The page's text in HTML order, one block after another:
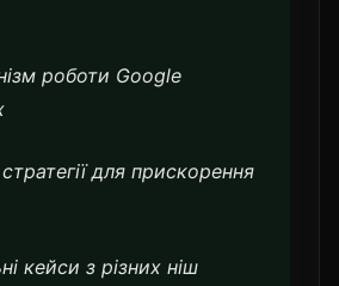
роботи Google
стратегії для прискорення
кейси з різних ніш